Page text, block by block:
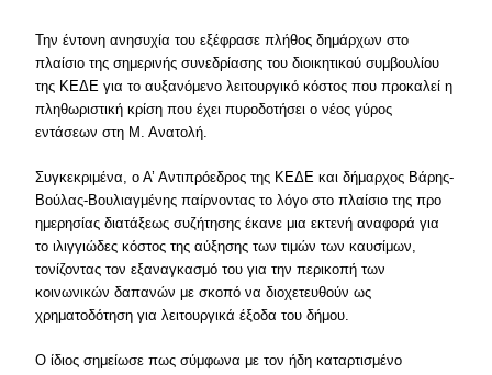
Την έντονη ανησυχία του εξέφρασε πλήθος δημάρχων στο
πλαίσιο της σημερινής συνεδρίασης του διοικητικού συμβουλίου
της ΚΕΔΕ για το αυξανόμενο λειτουργικό κόστος που προκαλεί η
πληθωριστική κρίση που έχει πυροδοτήσει ο νέος γύρος
εντάσεων στη Μ. Ανατολή.
Συγκεκριμένα, ο Α’ Αντιπρόεδρος της ΚΕΔΕ και δήμαρχος Βάρης-
Βούλας-Βουλιαγμένης παίρνοντας το λόγο στο πλαίσιο της προ
ημερησίας διατάξεως συζήτησης έκανε μια εκτενή αναφορά για
το ιλιγγιώδες κόστος της αύξησης των τιμών των καυσίμων,
τονίζοντας τον εξαναγκασμό του για την περικοπή των
κοινωνικών δαπανών με σκοπό να διοχετευθούν ως
χρηματοδότηση για λειτουργικά έξοδα του δήμου.
Ο ίδιος σημείωσε πως σύμφωνα με τον ήδη καταρτισμένο